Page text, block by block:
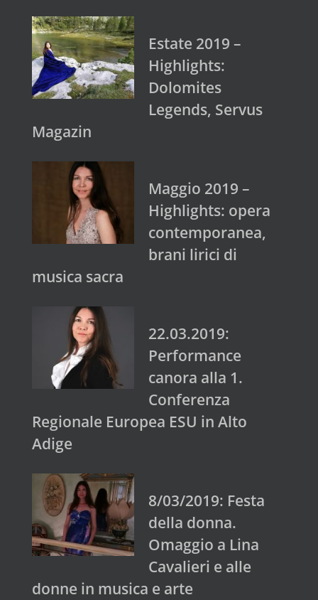
Estate 2019 –
Highlights:
Dolomites
Legends, Servus
Magazin
Maggio 2019 –
Highlights: opera
contemporanea,
brani lirici di
musica sacra
22.03.2019:
Performance
canora alla 1.
Conferenza
Regionale Europea ESU in Alto
Adige
8/03/2019: Festa
della donna.
Omaggio a Lina
Cavalieri e alle
donne in musica e arte